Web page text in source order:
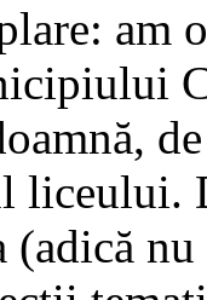
am
liceului.
(adică